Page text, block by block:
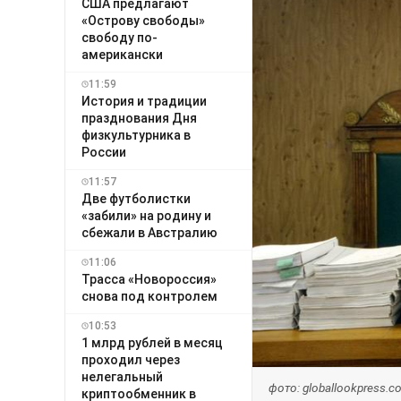
США предлагают
«Острову свободы»
свободу по-
американски
11:59
История и традиции
празднования Дня
физкультурника в
России
11:57
Две футболистки
«забили» на родину и
сбежали в Австралию
11:06
Трасса «Новороссия»
снова под контролем
10:53
1 млрд рублей в месяц
проходил через
нелегальный
криптообменник в
фото: